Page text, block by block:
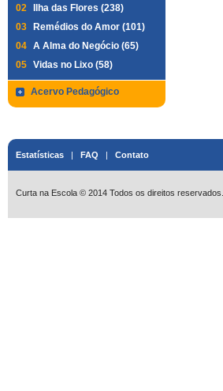
02
Ilha das Flores (238)
03
Remédios do Amor (101)
04 A Alma do Negócio (65)
05 Vidas no Lixo (58)
Acervo Pedagógico
Estatísticas | FAQ | Contato
Curta na Escola © 2014 Todos os direitos reservados.